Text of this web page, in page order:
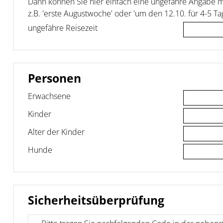
z.B. 'erste Augustwoche' oder 'um den 12.10. für 4-5
ungefähre Reisezeit
Personen
Erwachsene
Kinder
Alter der Kinder
Hunde
Sicherheitsüberprüfung